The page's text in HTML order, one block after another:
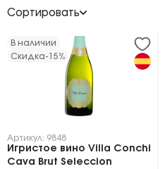
Сортировать
В наличии
Скидка-15%
Артикул: 9848
Игристое вино Villa Conchi
Cava Brut Seleccion